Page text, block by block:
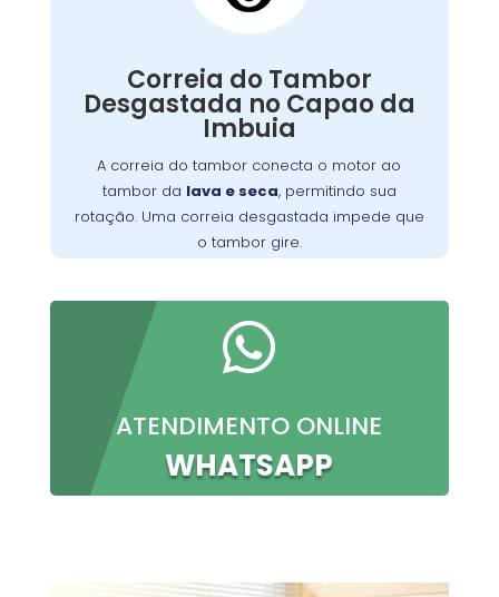
Correia do Tambor
Desgastada no Capao da
Imbuia
A correia do tambor conecta o motor ao
tambor da lava e seca, permitindo sua
rotação. Uma correia desgastada impede que
o tambor gire.
Desgastada:
Nossos técnicos podem diagnosticar e reparar
o problema, permitindo que você continue a
preparar suas refeições favoritas sem

ATENDIMENTO ONLINE
WHATSAPP